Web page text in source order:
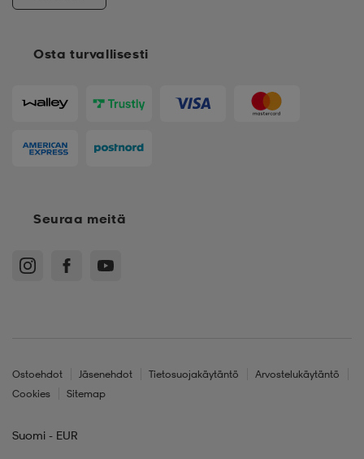
Osta turvallisesti
Seuraa meitä
Ostoehdot Jäsenehdot Tietosuojakäytäntö
Arvostelukäytäntö
Cookies
Sitemap
Suomi - EUR